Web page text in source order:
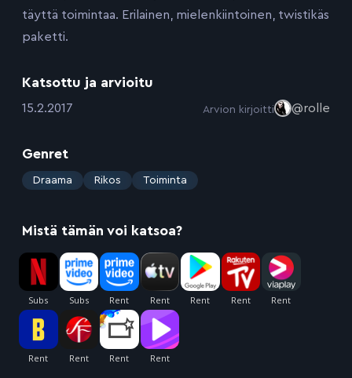
täyttä toimintaa. Erilainen, mielenkiintoinen, twistikäs
paketti.
Katsottu ja arvioitu
:15.2.2017 Arvion kirjoitti @rolle
Genret
: Draama Rikos Toiminta
Mistä tämän voi katsoa?